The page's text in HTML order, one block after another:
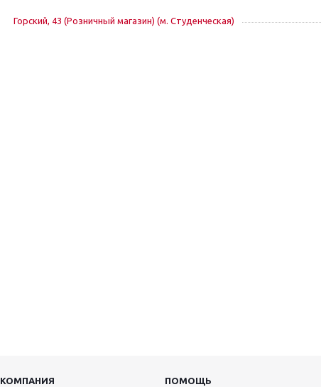
Горский, 43 (Розничный магазин) (м. Студенческая)
КОМПАНИЯ ПОМОЩЬ